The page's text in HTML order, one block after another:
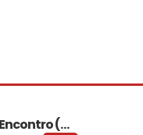
Temos um Encontro (Outra Vez) – Edição…